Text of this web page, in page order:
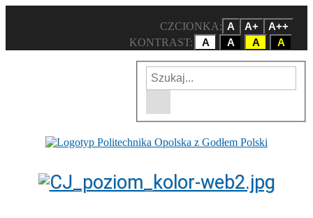
CZCIONKA: A A+
A++
KONTRAST:
A A A A
Wyszukiwarka w witrynie
Wpisz szukaną frazę